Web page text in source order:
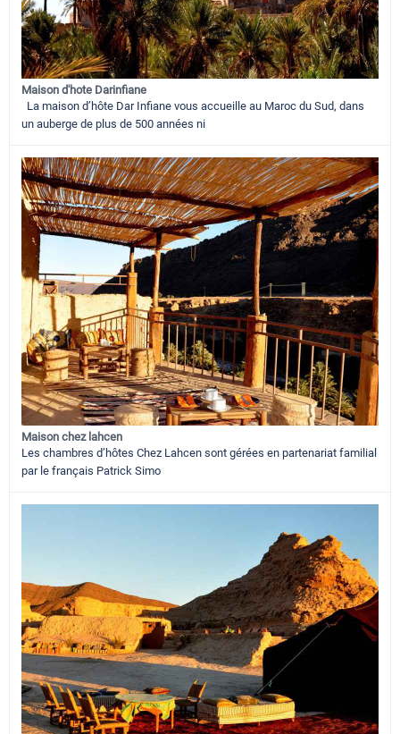
Maison d'hote Darinfiane
La maison d’hôte Dar Infiane vous accueille au Maroc du Sud, dans
un auberge de plus de 500 années ni
Maison chez lahcen
Les chambres d’hôtes Chez Lahcen sont gérées en partenariat familial
par le français Patrick Simo